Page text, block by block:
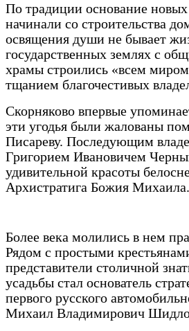
По традиции основание
начинали со строительства
освящения души не бывает
государственных землях с
храмы строились «всем
тщанием благочестивых
Скорняково впервые
эти угодья были жалованы
Писареву. Последующим
Григорием Ивановичем
удивительной красоты
Архистратига Божия Михаила.
Более века молились в нем
Рядом с простыми
представители столичной
усадьбы стал основатель
первого русского
Михаил Владимирович